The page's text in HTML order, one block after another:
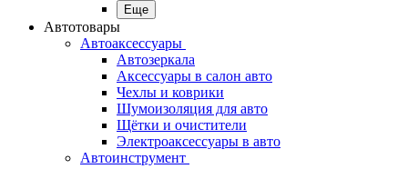
Еще
Автотовары
Автоаксессуары
Автозеркала
Аксессуары в салон авто
Чехлы и коврики
Шумоизоляция для авто
Щётки и очистители
Электроаксессуары в авто
Автоинструмент